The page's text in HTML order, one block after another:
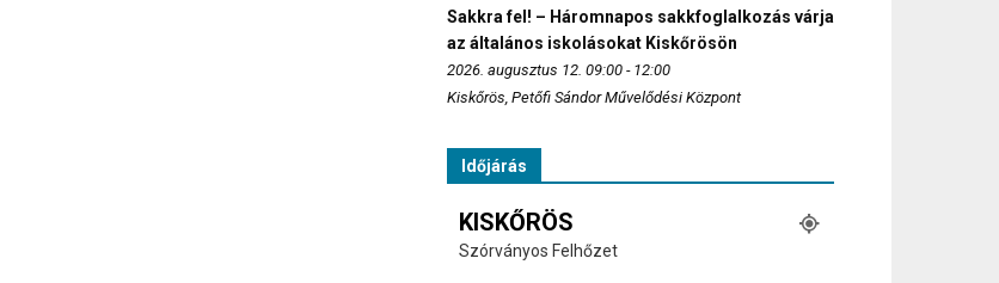
Sakkra fel! – Háromnapos sakkfoglalkozás várja
az általános iskolásokat Kiskőrösön
2026. augusztus 12. 09:00 - 12:00
Kiskőrös, Petőfi Sándor Művelődési Központ
Időjárás
KISKŐRÖS
Szórványos Felhőzet